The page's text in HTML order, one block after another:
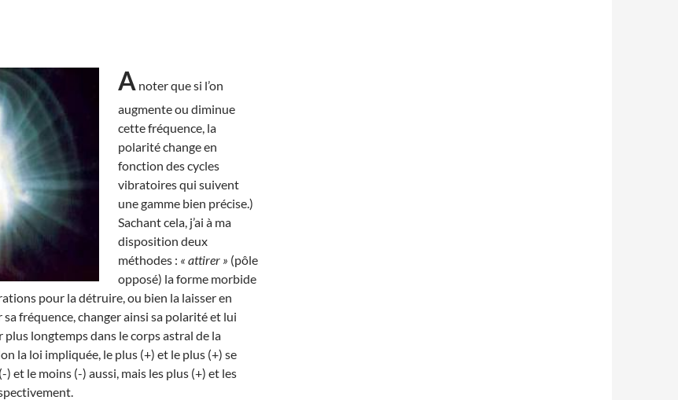
A noter que si l’on
augmente ou diminue
cette fréquence, la
polarité change en
fonction des cycles
vibratoires qui suivent
une gamme bien précise.)
Sachant cela, j’ai à ma
disposition deux
méthodes : « attirer » (pôle
opposé) la forme morbide
pour la détruire, ou bien la laisser en
sa fréquence, changer ainsi sa polarité et lui
longtemps dans le corps astral de la
la loi impliquée, le plus (+) et le plus (+) se
et le moins (-) aussi, mais les plus (+) et les